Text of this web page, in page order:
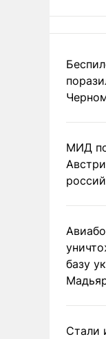
МИД
базу
Стали